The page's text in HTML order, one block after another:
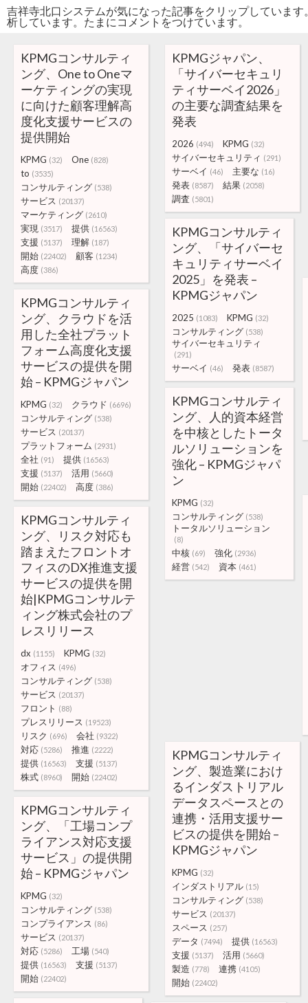
吉祥寺北口システムが気になった記事をクリップしていま
析しています。たまにコメントをつけています。
KPMGコンサルティ
ング、One to Oneマ
ーケティングの実現
に向けた顧客理解高
度化支援サービスの
提供開始
KPMG (32) One (828)
to (3535)
コンサルティング (538)
サービス (20137)
マーケティング (2610)
実現 (3517) 提供 (16563)
支援 (5137) 理解 (187)
開始 (22402) 顧客 (1234)
高度 (386)
KPMGジャパン、
「サイバーセキュリ
ティサーベイ2026」
の主要な調査結果を
発表
2026 (494) KPMG (32)
サイバーセキュリティ (291)
サーベイ (46) 主要な (16)
発表 (8587) 結果 (2058)
調査 (5801)
KPMGコンサルティ
ング、「サイバーセ
キュリティサーベイ
2025」を発表 –
KPMGジャパン
2025 (1083) KPMG (32)
コンサルティング (538)
サイバーセキュリティ
(291)
サーベイ (46) 発表 (8587)
KPMGコンサルティ
ング、クラウドを活
用した全社プラット
フォーム高度化支援
サービスの提供を開
始 – KPMGジャパン
KPMG (32) クラウド (6696)
コンサルティング (538)
サービス (20137)
プラットフォーム (2931)
全社 (91) 提供 (16563)
支援 (5137) 活用 (5660)
開始 (22402) 高度 (386)
KPMGコンサルティ
ング、人的資本経営
を中核としたトータ
ルソリューションを
強化 – KPMGジャパ
ン
KPMG (32)
コンサルティング (538)
トータルソリューション
(8)
中核 (69) 強化 (2936)
経営 (542) 資本 (461)
KPMGコンサルティ
ング、リスク対応も
踏まえたフロントオ
フィスのDX推進支援
サービスの提供を開
始|KPMGコンサルテ
ィング株式会社のプ
レスリリース
dx (1155) KPMG (32)
オフィス (496)
コンサルティング (538)
サービス (20137)
フロント (88)
プレスリリース (19523)
リスク (696) 会社 (9322)
対応 (5286) 推進 (2222)
提供 (16563) 支援 (5137)
株式 (8960) 開始 (22402)
KPMGコンサルティ
ング、製造業におけ
るインダストリアル
データスペースとの
連携・活用支援サー
ビスの提供を開始 –
KPMGジャパン
KPMG (32)
インダストリアル (15)
コンサルティング (538)
サービス (20137)
スペース (257)
データ (7494) 提供 (16563)
支援 (5137) 活用 (5660)
製造 (778) 連携 (4105)
開始 (22402)
KPMGコンサルティ
ング、「工場コンプ
ライアンス対応支援
サービス」の提供開
始 – KPMGジャパン
KPMG (32)
コンサルティング (538)
コンプライアンス (86)
サービス (20137)
対応 (5286) 工場 (540)
提供 (16563) 支援 (5137)
開始 (22402)